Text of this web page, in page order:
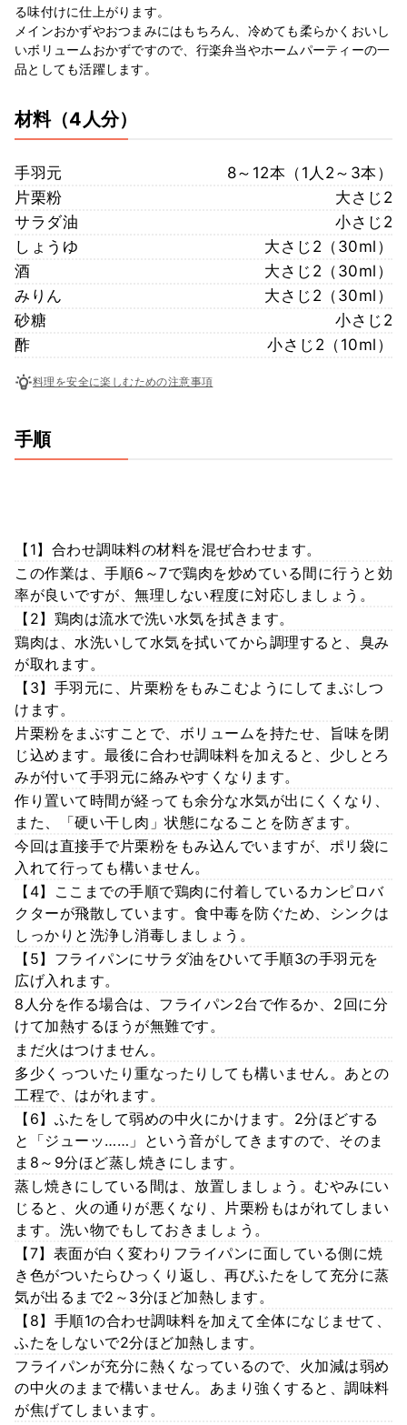
る味付けに仕上がります。
メインおかずやおつまみにはもちろん、冷めても柔らかくおいし
いボリュームおかずですので、行楽弁当やホームパーティーの一
品としても活躍します。
材料（4人分）
手羽元
8～12本（1人2～3本）
片栗粉
大さじ2
サラダ油
小さじ2
しょうゆ
大さじ2（30ml）
酒
大さじ2（30ml）
みりん
大さじ2（30ml）
砂糖
小さじ2
酢
小さじ2（10ml）
料理を安全に楽しむための注意事項
手順
【1】合わせ調味料の材料を混ぜ合わせます。
この作業は、手順6～7で鶏肉を炒めている間に行うと効
率が良いですが、無理しない程度に対応しましょう。
【2】鶏肉は流水で洗い水気を拭きます。
鶏肉は、水洗いして水気を拭いてから調理すると、臭み
が取れます。
【3】手羽元に、片栗粉をもみこむようにしてまぶしつ
けます。
片栗粉をまぶすことで、ボリュームを持たせ、旨味を閉
じ込めます。最後に合わせ調味料を加えると、少しとろ
みが付いて手羽元に絡みやすくなります。
作り置いて時間が経っても余分な水気が出にくくなり、
また、「硬い干し肉」状態になることを防ぎます。
今回は直接手で片栗粉をもみ込んでいますが、ポリ袋に
入れて行っても構いません。
【4】ここまでの手順で鶏肉に付着しているカンピロバ
クターが飛散しています。食中毒を防ぐため、シンクは
しっかりと洗浄し消毒しましょう。
【5】フライパンにサラダ油をひいて手順3の手羽元を
広げ入れます。
8人分を作る場合は、フライパン2台で作るか、2回に分
けて加熱するほうが無難です。
まだ火はつけません。
多少くっついたり重なったりしても構いません。あとの
工程で、はがれます。
【6】ふたをして弱めの中火にかけます。2分ほどする
と「ジューッ……」という音がしてきますので、そのま
ま8～9分ほど蒸し焼きにします。
蒸し焼きにしている間は、放置しましょう。むやみにい
じると、火の通りが悪くなり、片栗粉もはがれてしまい
ます。洗い物でもしておきましょう。
【7】表面が白く変わりフライパンに面している側に焼
き色がついたらひっくり返し、再びふたをして充分に蒸
気が出るまで2～3分ほど加熱します。
【8】手順1の合わせ調味料を加えて全体になじませて、
ふたをしないで2分ほど加熱します。
フライパンが充分に熱くなっているので、火加減は弱め
の中火のままで構いません。あまり強くすると、調味料
が焦げてしまいます。